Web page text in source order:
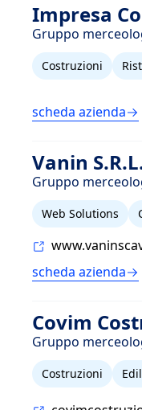
Impresa
Gruppo
Costruzioni
scheda azienda
Vanin
Gruppo
Web Solutions
scheda azienda
Covim
Gruppo
Costruzioni